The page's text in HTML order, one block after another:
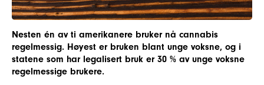
Nesten én av ti amerikanere bruker nå cannabis
regelmessig. Høyest er bruken blant unge voksne, og i
statene som har legalisert bruk er 30 % av unge voksne
regelmessige brukere.